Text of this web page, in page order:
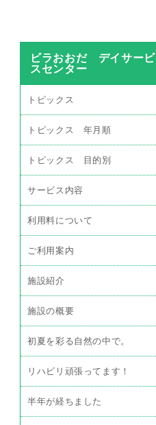
ビラおおだ デイサービ
スセンター
トピックス
トピックス 年月順
トピックス 目的別
サービス内容
利用料について
ご利用案内
施設紹介
施設の概要
初夏を彩る自然の中で。
リハビリ頑張ってます！
半年が経ちました